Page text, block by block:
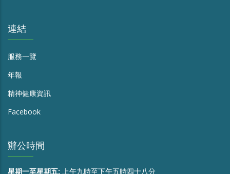
連結
服務一覽
年報
精神健康資訊
Facebook
辦公時間
星期一至星期五: 上午九時至下午五時四十八分